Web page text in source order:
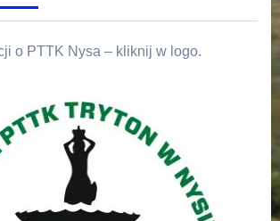
o PTTK Nysa – kliknij w logo.